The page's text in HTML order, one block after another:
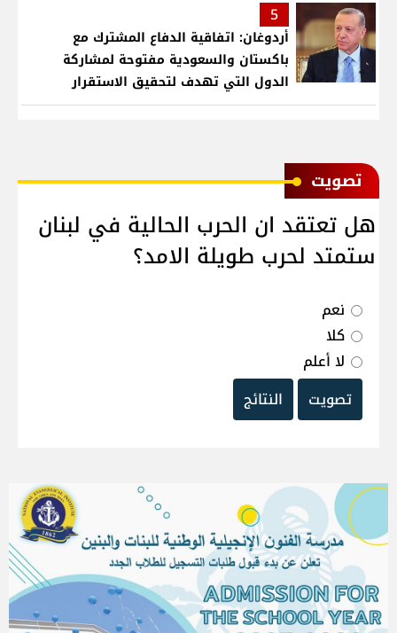
5
أردوغان: اتفاقية الدفاع المشترك مع
باكستان والسعودية مفتوحة لمشاركة
الدول التي تهدف لتحقيق الاستقرار
بمنطقتنا
ﺗﺼﻮﻳﺖ
هل تعتقد ان الحرب الحالية في لبنان
ستمتد لحرب طويلة الامد؟
نعم
كلا
لا أعلم
تصويت
النتائج